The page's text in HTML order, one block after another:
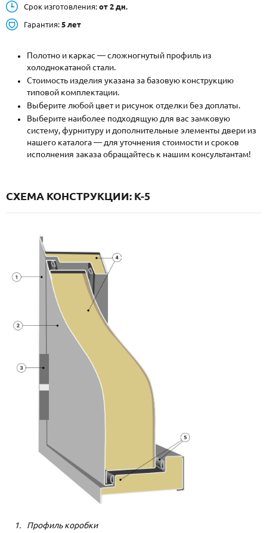
НАЙТИ:
+7 (495) 411-44-41
INFO@META-M.RU
ЗАПРОСИТЬ РАСЧЕТ
Каталог Распродажа Как купить
Записаться на замер
Срок изготовления: от 2 дн.
Гарантия: 5 лет
Полотно и каркас — сложногнутый профиль из
холоднокатаной стали.
Стоимость изделия указана за базовую конструкцию
типовой комплектации.
Выберите любой цвет и рисунок отделки без доплаты.
Выберите наиболее подходящую для вас замковую
систему, фурнитуру и дополнительные элементы двери из
нашего каталога — для уточнения стоимости и сроков
исполнения заказа обращайтесь к нашим консультантам!
СХЕМА КОНСТРУКЦИИ: K-5
Профиль коробки